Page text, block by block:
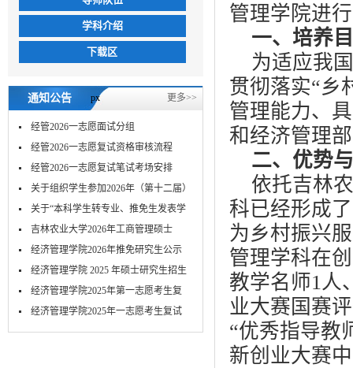
学科介绍
下载区
px
通知公告 更多>>
经管2026一志愿面试分组
经管2026一志愿复试资格审核流程
经管2026一志愿复试笔试考场安排
关于组织学生参加2026年（第十二届）
MPA...
关于“本科学生转专业、推免生发表学
术...
吉林农业大学2026年工商管理硕士
（MBA）...
经济管理学院2026年推免研究生公示
经济管理学院 2025 年硕士研究生招生
考...
经济管理学院2025年第一志愿考生复
试-笔...
​经济管理学院2025年一志愿考生复试
面...
管理学院进
一、培养
为适应我
贯彻落实“乡
管理能力、
和经济管理
二、优势
依托吉林
科已经形成
为乡村振兴
管理学科在
教学名师1人
业大赛国赛
“优秀指导教
新创业大赛